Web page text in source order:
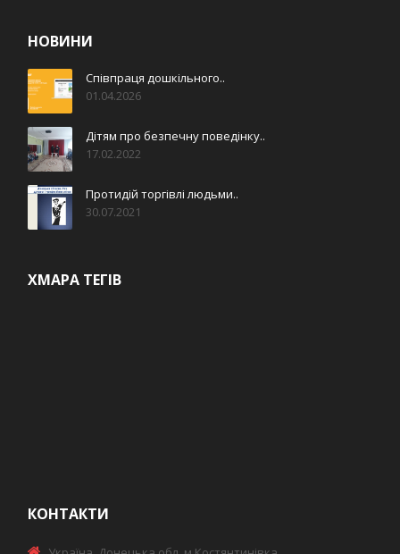
НОВИНИ
Співпраця дошкільного..
01.04.2026
Дітям про безпечну поведінку..
17.02.2022
Протидій торгівлі людьми..
30.07.2021
ХМАРА ТЕГІВ
КОНТАКТИ